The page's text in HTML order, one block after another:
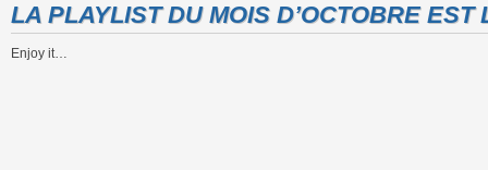
LA PLAYLIST DU MOIS D’OCTOBRE EST
Enjoy it…